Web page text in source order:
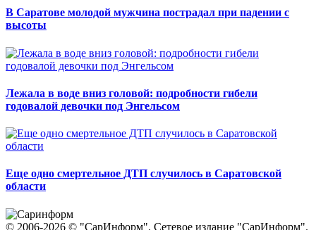
В Саратове молодой мужчина пострадал при падении с
высоты
Лежала в воде вниз головой: подробности гибели
годовалой девочки под Энгельсом
Еще одно смертельное ДТП случилось в Саратовской
области
© 2006-2026 © "СарИнформ". Сетевое издание "СарИнформ".